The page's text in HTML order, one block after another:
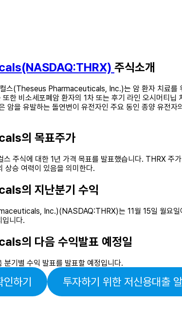
주식소개
스(Theseus Pharmaceuticals, Inc.)는 암 환자 치료를
한 비소세포폐암 환자의 1차 또는 후기 라인 오시머티
암을 유발하는 돌연변이 유전자인 주요 동인 종양 유전
의 목표주가
스 주식에 대한 1년 가격 목표를 발표했습니다. THRX
상승 여력이 있음을 의미한다.
의 지난분기 수익
Inc.)(NASDAQ:THRX)는 11월 15일 월요일
니다.
의 다음 수익발표 예정일
기별 수익 발표를 발표할 예정입니다.
인하기 투자하기 위한 저신용대출